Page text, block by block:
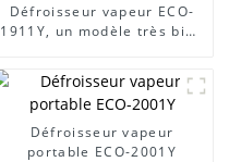
Défroisseur vapeur ECO-
1911Y, un modèle très bien
Défroisseur vapeur
portable ECO-2001Y